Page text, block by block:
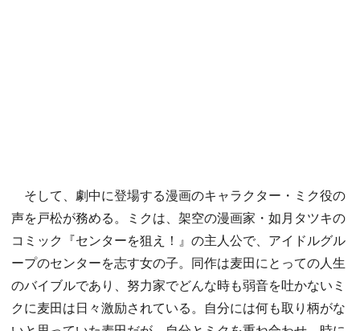
そして、劇中に登場する漫画のキャラクター・ミク役の
声を戸松が務める。ミクは、架空の漫画家・如月タツキの
コミック『センターを狙え！』の主人公で、アイドルグル
ープのセンターを志す女の子。同作は麦田にとっての人生
のバイブルであり、努力家でどんな時も弱音を吐かないミ
クに麦田は日々激励されている。自分には何も取り柄がな